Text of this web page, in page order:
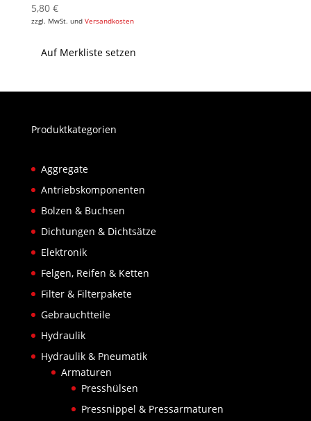
5,80 €
zzgl. MwSt. und Versandkosten
Auf Merkliste setzen
Produktkategorien
Aggregate
Antriebskomponenten
Bolzen & Buchsen
Dichtungen & Dichtsätze
Elektronik
Felgen, Reifen & Ketten
Filter & Filterpakete
Gebrauchtteile
Hydraulik
Hydraulik & Pneumatik
Armaturen
Presshülsen
Pressnippel & Pressarmaturen